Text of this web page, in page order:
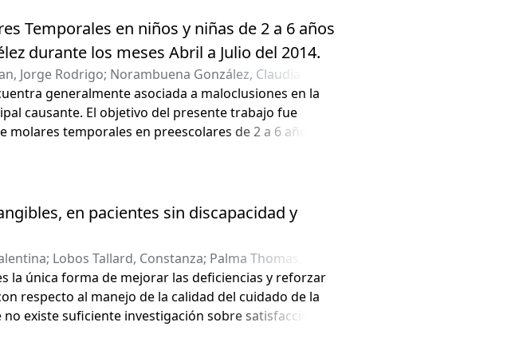
Temporales en niños y niñas de 2 a 6 años
durante los meses Abril a Julio del 2014.
Jorge Rodrigo; Norambuena González, Claudia
generalmente asociada a maloclusiones en la
causante. El objetivo del presente trabajo fue
temporales en preescolares de 2 a 6 años de
en pacientes sin discapacidad y
; Lobos Tallard, Constanza; Palma Thomas,
Carlos Fernando
la única forma de mejorar las deficiencias y reforzar
respecto al manejo de la calidad del cuidado de la
existe suficiente investigación sobre satisfacción